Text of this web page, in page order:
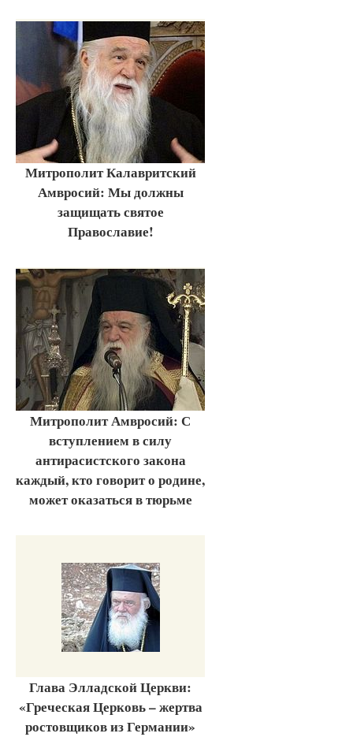
Митрополит Калавритский
Амвросий: Мы должны
защищать святое
Православие!
Митрополит Амвросий: С
вступлением в силу
антирасистского закона
каждый, кто говорит о родине,
может оказаться в тюрьме
Глава Элладской Церкви:
«Греческая Церковь – жертва
ростовщиков из Германии»